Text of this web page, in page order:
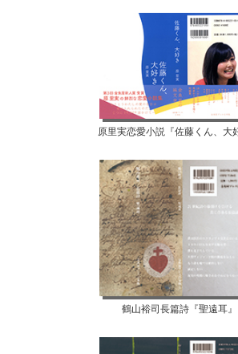
原里実恋愛小説『佐藤くん、大
鶴山裕司長篇詩『聖遠耳』